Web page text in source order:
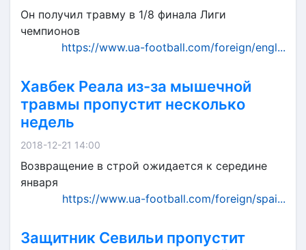
Он получил травму в 1/8 финала Лиги
чемпионов
https://www.ua-football.com/foreign/engl...
Хавбек Реала из-за мышечной
травмы пропустит несколько
недель
2018-12-21 14:00
Возвращение в строй ожидается к середине
января
https://www.ua-football.com/foreign/spai...
Защитник Севильи пропустит